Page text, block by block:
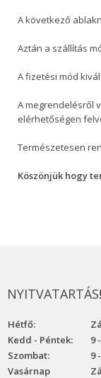
A következő
Aztán a szállítás
A fizetési mód
A megrendelésről
elérhetőségen
Természetesen
Köszönjük hogy
NYITVATARTÁS!
Hétfő:
Kedd - Péntek:
9
Szombat:
9
Vasárnap